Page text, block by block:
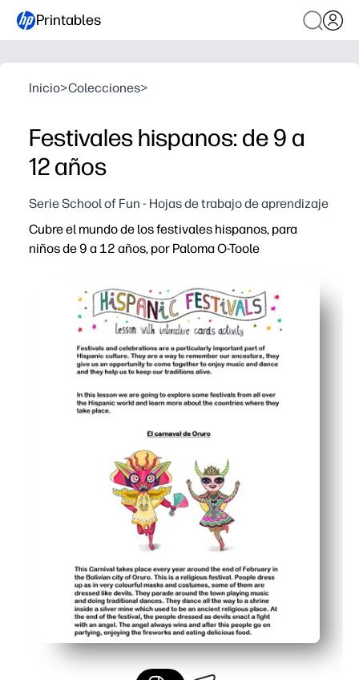
Printables
Inicio>Colecciones>
Festivales hispanos: de 9 a
12 años
Serie School of Fun - Hojas de trabajo de aprendizaje
Cubre el mundo de los festivales hispanos, para
niños de 9 a 12 años, por Paloma O-Toole